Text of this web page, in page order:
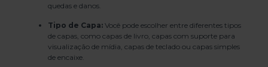
quedas e danos.
Tipo de Capa: Você pode escolher entre diferentes tipos
de capas, como capas de livro, capas com suporte para
visualização de mídia, capas de teclado ou capas simples
de encaixe.